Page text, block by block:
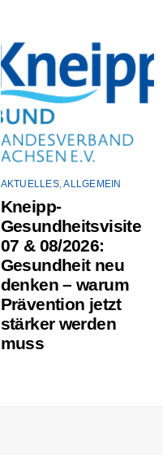
AKTUELLES,ALLGEMEIN
Kneipp-
Gesundheitsvisite
07 & 08/2026:
Gesundheit neu
denken – warum
Prävention jetzt
stärker werden
muss